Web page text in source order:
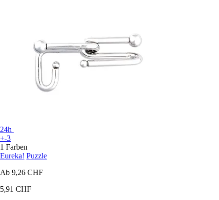
24h
+-3
1 Farben
Eureka! Puzzle
Ab 9,26 CHF
5,91 CHF